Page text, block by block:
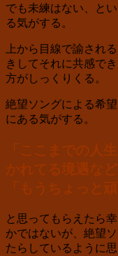
でも未練はない、と
る気がする。
上から目線で諭され
きしてそれに共感で
方がしっくりくる。
絶望ソングによる希
にある気がする。
「ここまでの人
かれてる境遇な
「もうちょっと
と思ってもらえたら
かではないが、絶望
たらしているように思